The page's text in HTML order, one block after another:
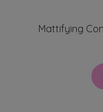
Mattifying